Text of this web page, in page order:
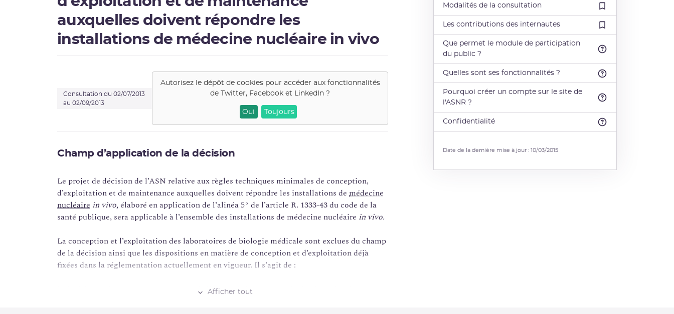
auxquelles doivent répondre les
installations de médecine nucléaire in vivo
Consultation du 02/07/2013
au 02/09/2013
Autorisez le dépôt de cookies pour accéder aux fonctionnalités
de
Twitter, Facebook et LinkedIn ?
Oui Toujours
Afficher tout
Champ d’application de la décision
Le projet de décision de l’ASN relative aux règles techniques minimales de conception,
d’exploitation et de maintenance auxquelles doivent répondre les installations de médecine
nucléaire in vivo, élaboré en application de l’alinéa 5° de l’article R. 1333-43 du code de la
santé publique, sera applicable à l’ensemble des installations de médecine nucléaire in vivo.
La conception et l’exploitation des laboratoires de biologie médicale sont exclues du champ
de la décision ainsi que les dispositions en matière de conception et d’exploitation déjà
fixées dans la réglementation actuellement en vigueur. Il s’agit de :
la décision technique n°2008-DC-0095 de l’Autorité de
Modalités de la consultation
Les contributions des internautes
Que permet le module de participation
du public ?
Quelles sont ses fonctionnalités ?
Pourquoi créer un compte sur le site de
l'ASNR ?
Confidentialité
Date de la dernière mise à jour : 10/03/2015